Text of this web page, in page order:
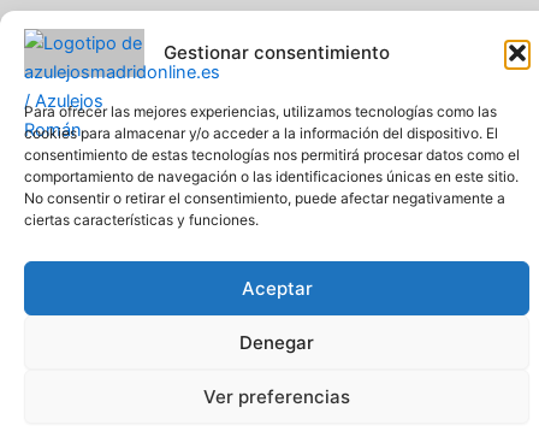
Gestionar consentimiento
Para ofrecer las mejores experiencias, utilizamos tecnologías como las
cookies para almacenar y/o acceder a la información del dispositivo. El
consentimiento de estas tecnologías nos permitirá procesar datos como el
comportamiento de navegación o las identificaciones únicas en este sitio.
No consentir o retirar el consentimiento, puede afectar negativamente a
ciertas características y funciones.
Aceptar
Denegar
Ver preferencias
Pavimentos y Azulejos Román S.L.. Todos los derechos
reservados
Web creada y diseñada por Pavimentos y Azulejos Román S.L